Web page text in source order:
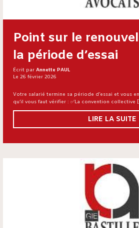
Point sur le
la période d’essai
Écrit par Annette PAUL
Le 26 février 2026
Votre salarié termine sa période d’essai et vous
qu’il vous faut vérifier : ✅La convention collective
LIRE LA SUITE